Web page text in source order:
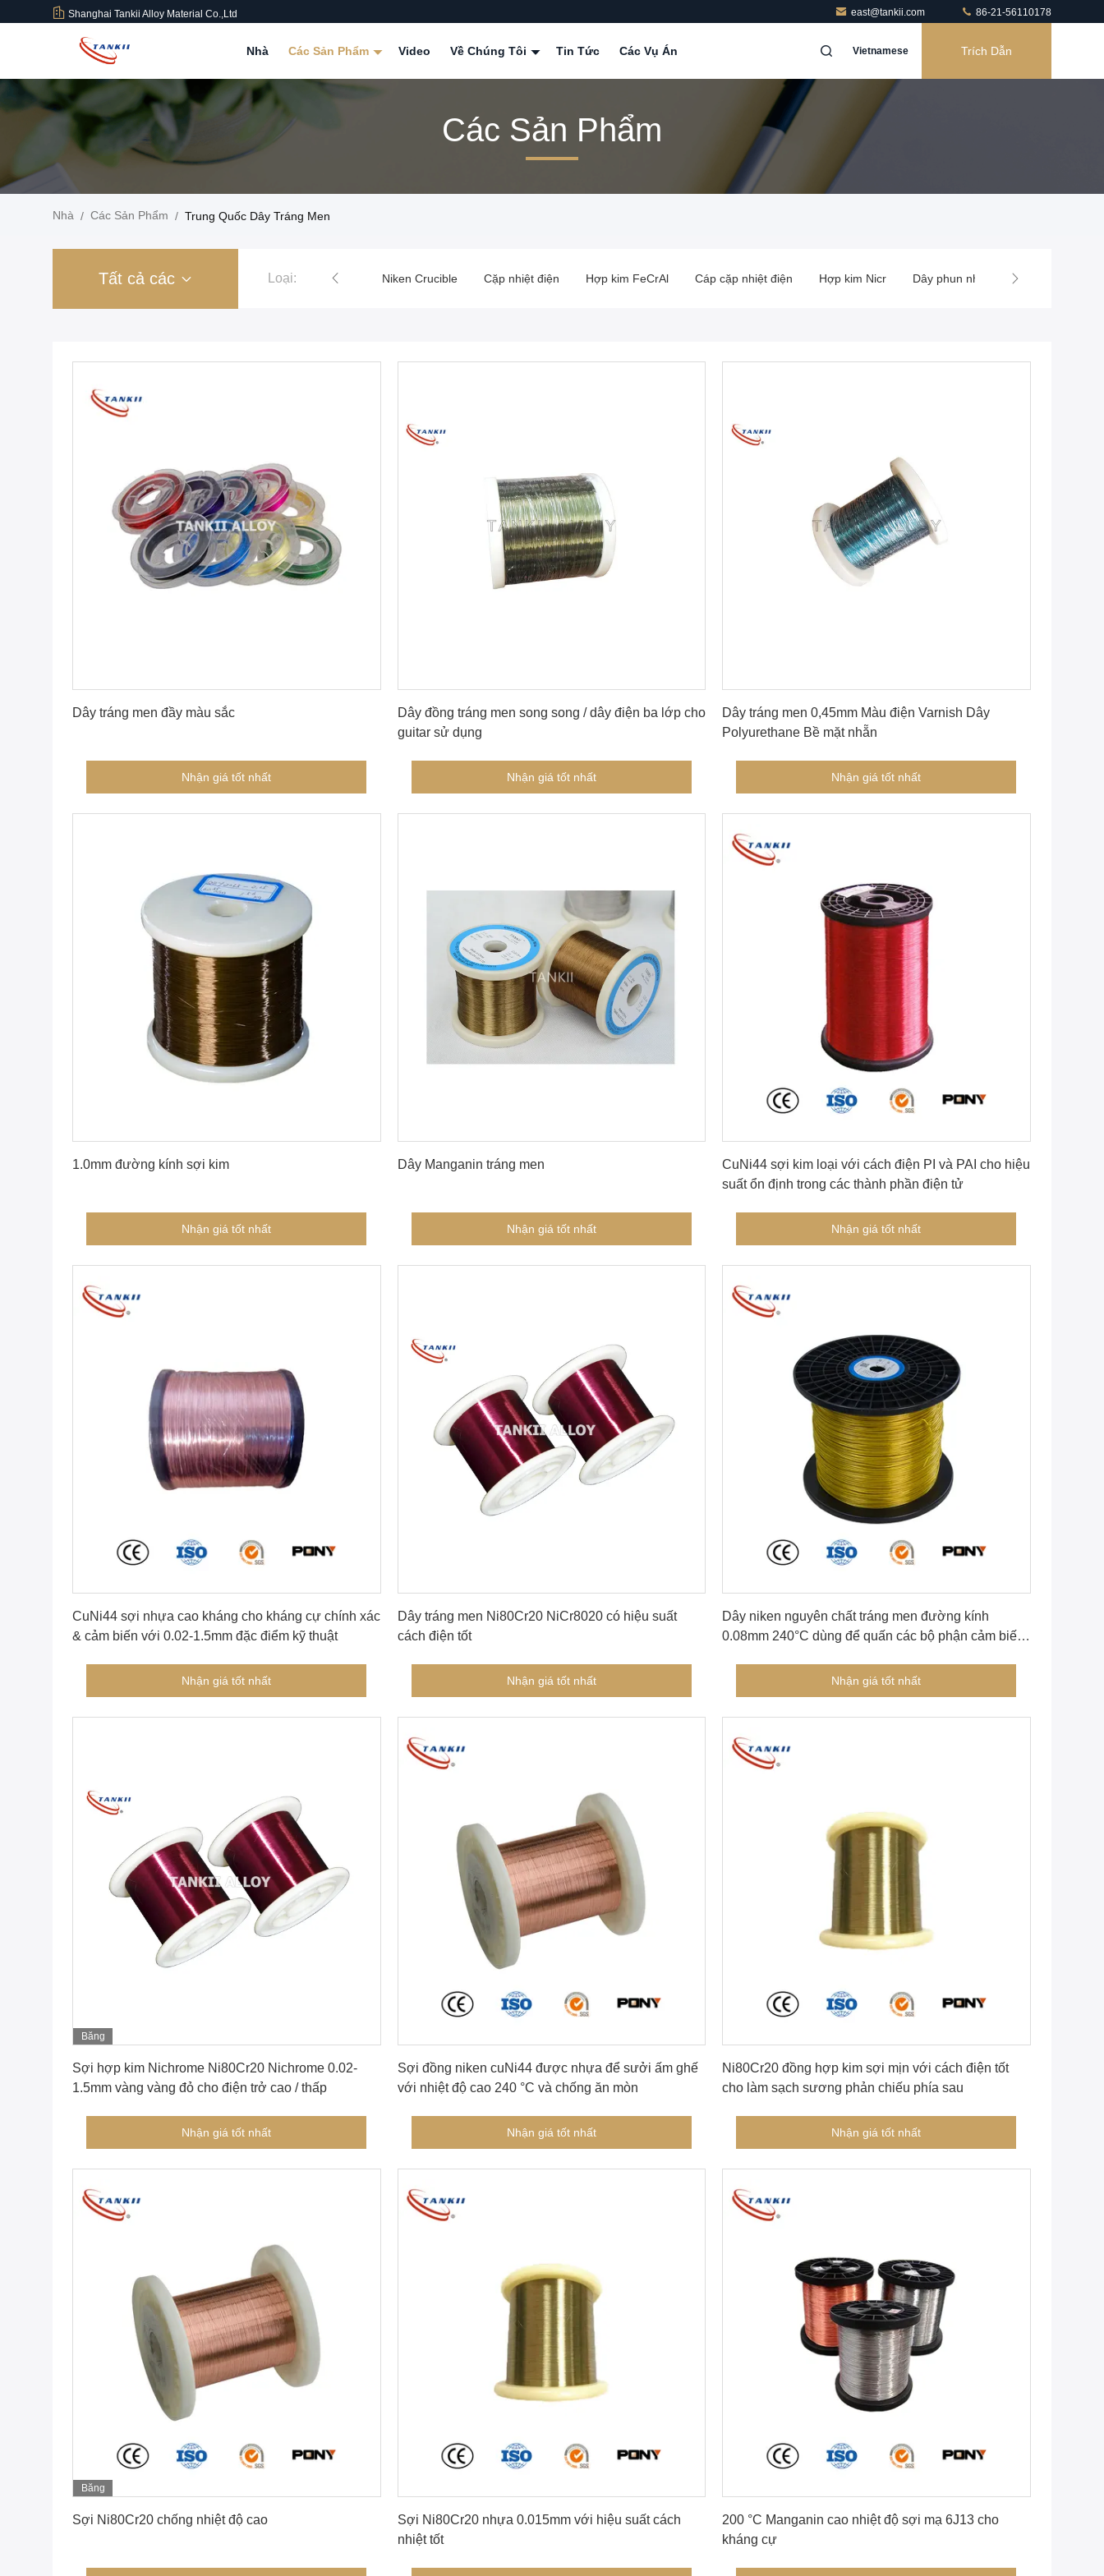
Shanghai Tankii Alloy Material Co.,Ltd east@tankii.com 86-21-56110178
Nhà Các Sản Phẩm Video Về Chúng Tôi Tin Tức Các Vụ Án Vietnamese Trích Dẫn
Các Sản Phẩm
Nhà / Các Sản Phẩm / Trung Quốc Dây Tráng Men
Tất cả các Loại:
Dây hợp kim đồng Niken Niken Crucible Cặp nhiệt điện Hợp kim FeCrAl Cáp cặp nhiệt điện Hợp kim Nicr Dây phun nhiệt
Dây tráng men đầy màu sắc
Nhận giá tốt nhất
Dây đồng tráng men song song / dây điện ba lớp cho
guitar sử dụng
Nhận giá tốt nhất
Dây tráng men 0,45mm Màu điện Varnish Dây
Polyurethane Bề mặt nhẵn
Nhận giá tốt nhất
1.0mm đường kính sợi kim
Nhận giá tốt nhất
Dây Manganin tráng men
Nhận giá tốt nhất
CuNi44 sợi kim loại với cách điện PI và PAI cho hiệu
suất ổn định trong các thành phần điện tử
Nhận giá tốt nhất
CuNi44 sợi nhựa cao kháng cho kháng cự chính xác
& cảm biến với 0.02-1.5mm đặc điểm kỹ thuật
Nhận giá tốt nhất
Dây tráng men Ni80Cr20 NiCr8020 có hiệu suất
cách điện tốt
Nhận giá tốt nhất
Dây niken nguyên chất tráng men đường kính
0.08mm 240°C dùng để quấn các bộ phận cảm biến
Nhận giá tốt nhất
Băng
Sợi hợp kim Nichrome Ni80Cr20 Nichrome 0.02-
1.5mm vàng vàng đỏ cho điện trở cao / thấp
Nhận giá tốt nhất
Sợi đồng niken cuNi44 được nhựa để sưởi ấm ghế
với nhiệt độ cao 240 °C và chống ăn mòn
Nhận giá tốt nhất
Ni80Cr20 đồng hợp kim sợi mịn với cách điện tốt
cho làm sạch sương phản chiếu phía sau
Nhận giá tốt nhất
Băng
Sợi Ni80Cr20 chống nhiệt độ cao
Sợi Ni80Cr20 nhựa 0.015mm với hiệu suất cách
nhiệt tốt
200 °C Manganin cao nhiệt độ sợi mạ 6J13 cho
kháng cự